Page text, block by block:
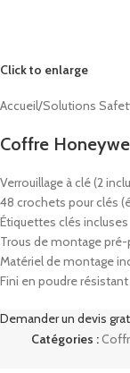
Click to enlarge
Accueil/Solutions
Coffre
Verrouillage à clé (2
48 crochets pour clés
Étiquettes clés incluses
Trous de montage pré-
Matériel de montage
Fini en poudre résistant
Demander un devis
Catégories :